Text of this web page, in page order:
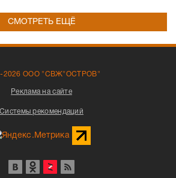
СМОТРЕТЬ ЕЩЁ
2026 ООО "СВЖ"ОСТРОВ"
Реклама на сайте
Системы рекомендаций